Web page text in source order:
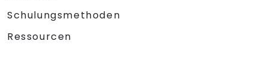
Schulungsmethoden
Ressourcen